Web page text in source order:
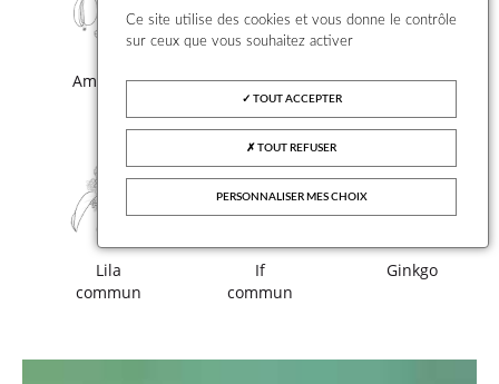
Amandier
Chêne
pédonculé
Saule
Lila
commun
If
commun
Ginkgo
Ce site utilise des cookies et vous donne le contrôle
sur ceux que vous souhaitez activer
TOUT ACCEPTER
TOUT REFUSER
PERSONNALISER MES CHOIX